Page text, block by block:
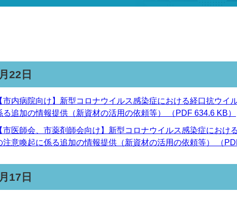
22日
市内病院向け】新型コロナウイルス感染症における経口抗ウ
る追加の情報提供（新資材の活用の依頼等） （PDF 634.6 KB）
市医師会、市薬剤師会向け】新型コロナウイルス感染症にお
注意喚起に係る追加の情報提供（新資材の活用の依頼等） （
17日